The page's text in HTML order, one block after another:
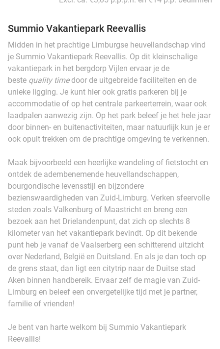
Summio Vakantiepark Reevallis
Midden in het prachtige Limburgse heuvellandschap vind
je Summio Vakantiepark Reevallis. Op dit kleinschalige
vakantiepark in het bergdorp Vijlen ervaar je de
beste quality time door de uitgebreide faciliteiten en de
unieke ligging. Je kunt hier ook gratis parkeren bij je
accommodatie of op het centrale parkeerterrein, waar ook
laadpalen aanwezig zijn. Op het park beleef je het hele jaar
door binnen- en buitenactiviteiten, maar natuurlijk kun je er
ook opuit trekken om de prachtige omgeving te verkennen.
Maak bijvoorbeeld een heerlijke wandeling of fietstocht en
ontdek de adembenemende heuvellandschappen,
bourgondische levensstijl en bijzondere
bezienswaardigheden van Zuid-Limburg. Verken sfeervolle
steden zoals Valkenburg of Maastricht en breng een
bezoek aan het Drielandenpunt, dat zich op slechts 8
kilometer van het vakantiepark bevindt. Op dit bekende
punt heb je vanaf de Vaalserberg een schitterend uitzicht
over Nederland, België en Duitsland. En als je dan toch op
de grens staat, dan ligt een citytrip naar de Duitse stad
Aken binnen handbereik. Ervaar zelf de magie van Zuid-
Limburg en beleef een onvergetelijke tijd met je partner,
familie of vrienden!
Je bent van harte welkom bij Summio Vakantiepark
Reevallis!